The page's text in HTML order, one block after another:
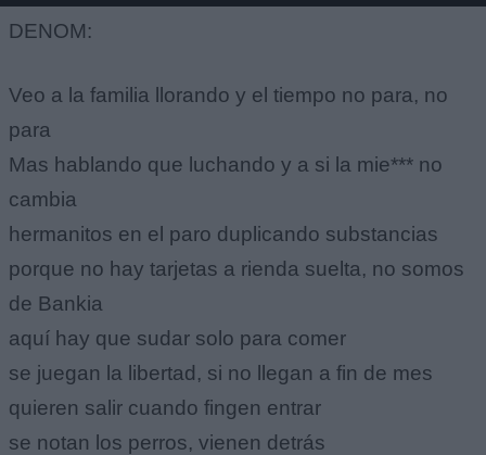
DENOM:
Veo a la familia llorando y el tiempo no para, no
para
Mas hablando que luchando y a si la mie*** no
cambia
hermanitos en el paro duplicando substancias
porque no hay tarjetas a rienda suelta, no somos
de Bankia
aquí hay que sudar solo para comer
se juegan la libertad, si no llegan a fin de mes
quieren salir cuando fingen entrar
se notan los perros, vienen detrás